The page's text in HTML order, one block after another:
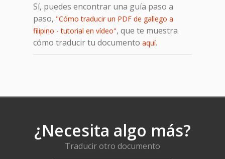
Sí, puedes encontrar una guía paso a
paso, "Cómo traducir un PDF de gallego a
filipino - tutorial en vídeo", que te muestra
cómo traducir tu documento aquí.
¿Necesita algo más?
Traducir otro documento